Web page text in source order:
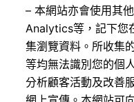
– 本網站亦會使用其
Analytics等，記下您
集瀏覽資料。所收集
等均無法識別您的個
分析顧客活動及改善